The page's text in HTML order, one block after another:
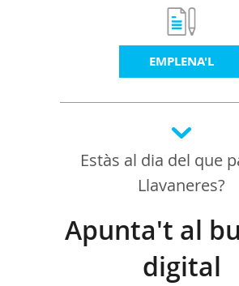
EMPLENA'L
Estàs al dia del que
Llavaneres?
Apunta't al
digital